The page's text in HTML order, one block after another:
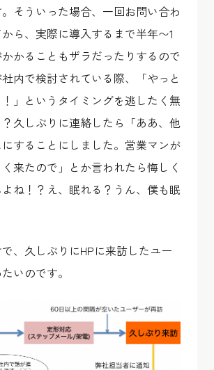
そういった場合、一回お問い合わ
ら、実際に導入するまで半年〜1
かることもザラだったりするので
内で検討されている際、「やっと
」というタイミングを逃したく無
久しぶりに連絡したら「ああ、他
することにしました。営業マンが
来たので」とか言われたら悔しく
ね！？え、眠れる？うん、僕も眠
、久しぶりにHPに来訪したユー
いのです。